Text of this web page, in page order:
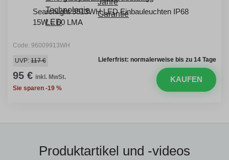
Searchlight 9913WH LED Einbauleuchten IP68
15W = 60 LMA
Code: 96009913WH
Lieferfrist: normalerweise bis zu 14 Tage
UVP: 117 €
95 € inkl. MwSt.
Sie sparen -19 %
KAUFEN
Produktartikel und -videos